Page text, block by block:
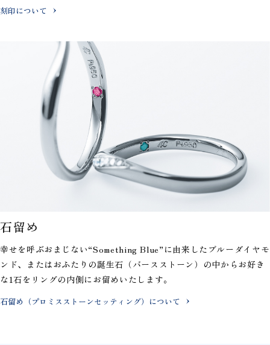
刻印について
石留め
幸せを呼ぶおまじない“Something Blue”に由来したブルーダイヤモ
ンド、またはおふたりの誕生石（バースストーン）の中からお好き
な1石をリングの内側にお留めいたします。
石留め（プロミスストーンセッティング）について